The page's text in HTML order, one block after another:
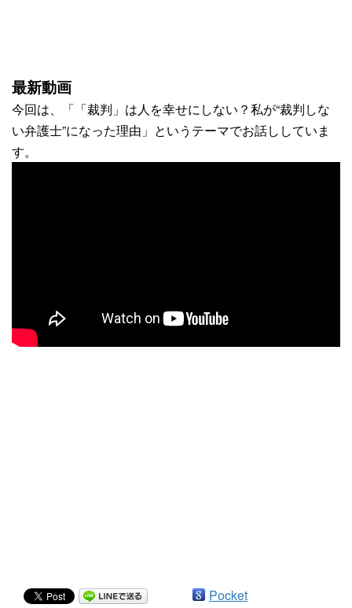
最新動画
今回は、「「裁判」は人を幸せにしない？私が“裁判しな
い弁護士”になった理由」というテーマでお話ししていま
す。
Pocket